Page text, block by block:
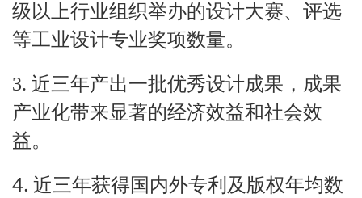
级以上行业组织举办的设计大赛、评选
等工业设计专业奖项数量。
3. 近三年产出一批优秀设计成果，成果
产业化带来显著的经济效益和社会效
益。
4. 近三年获得国内外专利及版权年均数